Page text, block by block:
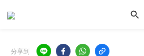
分享到